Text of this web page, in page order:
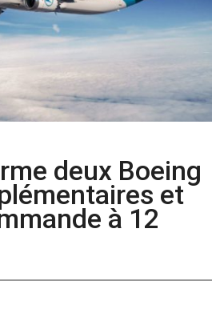
deux Boeing
et
à 12